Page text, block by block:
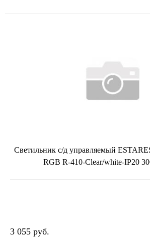
Светильник с/д управляемый
RGB R-410-Clear/white-IP20
3 055 руб.